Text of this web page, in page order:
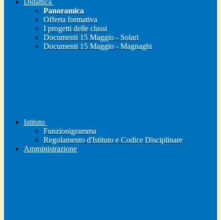
Didattica
Panoramica
Offerta formativa
I progetti delle classi
Documenti 15 Maggio - Solari
Documenti 15 Maggio - Magnaghi
Istituto
Funzionigramma
Regolamento d'Istituto e Codice Disciplinare
Amministrazione